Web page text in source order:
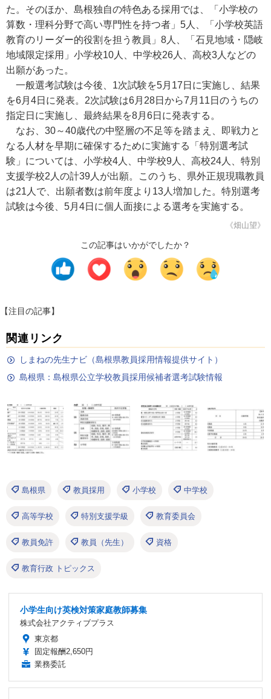
た。そのほか、島根独自の特色ある採用では、「小学校の
算数・理科分野で高い専門性を持つ者」5人、「小学校英語
教育のリーダー的役割を担う教員」8人、「石見地域・隠岐
地域限定採用」小学校10人、中学校26人、高校3人などの
出願があった。
一般選考試験は今後、1次試験を5月17日に実施し、結果
を6月4日に発表。2次試験は6月28日から7月11日のうちの
指定日に実施し、最終結果を8月6日に発表する。
なお、30～40歳代の中堅層の不足等を踏まえ、即戦力と
なる人材を早期に確保するために実施する「特別選考試
験」については、小学校4人、中学校9人、高校24人、特別
支援学校2人の計39人が出願。このうち、県外正規現職教員
は21人で、出願者数は前年度より13人増加した。特別選考
試験は今後、5月4日に個人面接による選考を実施する。
《畑山望》
この記事はいかがでしたか？
【注目の記事】
関連リンク
しまねの先生ナビ（島根県教員採用情報提供サイト）
島根県：島根県公立学校教員採用候補者選考試験情報
島根県 教員採用 小学校 中学校
高等学校 特別支援学級 教育委員会
教員免許 教員（先生） 資格
教育行政 トピックス
小学生向け英検対策家庭教師募集
株式会社アクティブプラス
東京都
固定報酬2,650円
業務委託